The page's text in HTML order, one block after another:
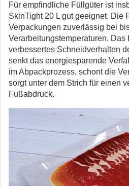
Für empfindliche Füllgüter ist
SkinTight 20 L gut geeignet. Die
Verpackungen zuverlässig bei
Verarbeitungstemperaturen. Das
verbessertes Schneidverhalten
senkt das energiesparende
im Abpackprozess, schont die
sorgt unter dem Strich für einen
Fußabdruck.